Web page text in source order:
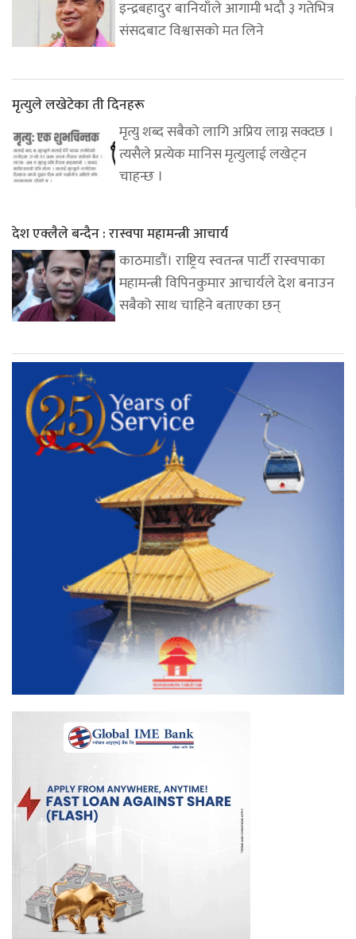
इन्द्रबहादुर बानियाँले आगामी भदौ ३ गतेभित्र
संसदबाट विश्वासको मत लिने
मृत्युले लखेटेका ती दिनहरू
मृत्यु शब्द सबैको लागि अप्रिय लाग्न सक्दछ ।
त्यसैले प्रत्येक मानिस मृत्युलाई लखेट्न
चाहन्छ ।
देश एक्लैले बन्दैन : रास्वपा महामन्त्री आचार्य
काठमाडौं। राष्ट्रिय स्वतन्त्र पार्टी रास्वपाका
महामन्त्री विपिनकुमार आचार्यले देश बनाउन
सबैको साथ चाहिने बताएका छन्